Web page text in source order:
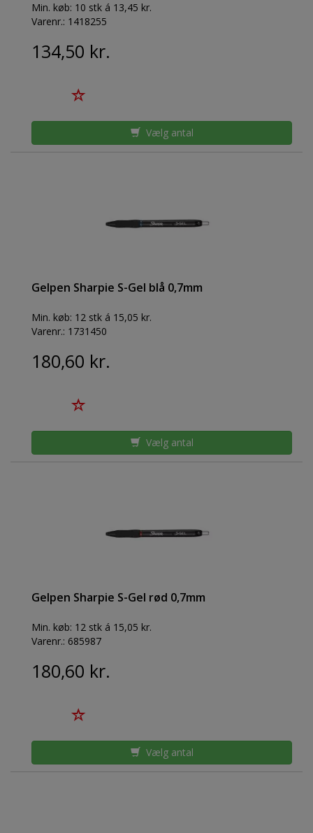
Min. køb: 10 stk á 13,45 kr.
Varenr.: 1418255
134,50 kr.
Vælg antal
Gelpen Sharpie S-Gel blå 0,7mm
Min. køb: 12 stk á 15,05 kr.
Varenr.: 1731450
180,60 kr.
Vælg antal
Gelpen Sharpie S-Gel rød 0,7mm
Min. køb: 12 stk á 15,05 kr.
Varenr.: 685987
180,60 kr.
Vælg antal